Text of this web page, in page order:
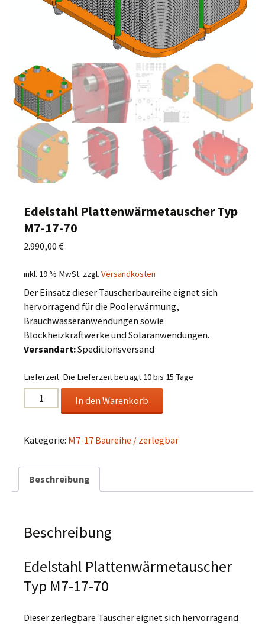
Edelstahl Plattenwärmetauscher Typ
M7-17-70
2.990,00 €
inkl. 19 % MwSt. zzgl. Versandkosten
Der Einsatz dieser Tauscherbaureihe eignet sich
hervorragend für die Poolerwärmung,
Brauchwasseranwendungen sowie
Blockheizkraftwerke und Solaranwendungen.
Versandart:Speditionsversand
Lieferzeit: Die Lieferzeit beträgt 10 bis 15 Tage
Edelstahl
Plattenwärmetauscher
M7-
70
Menge
In den Warenkorb
Kategorie: M7-17 Baureihe / zerlegbar
Beschreibung
Beschreibung
Edelstahl Plattenwärmetauscher
Typ M7-17-70
Dieser zerlegbare Tauscher eignet sich hervorragend